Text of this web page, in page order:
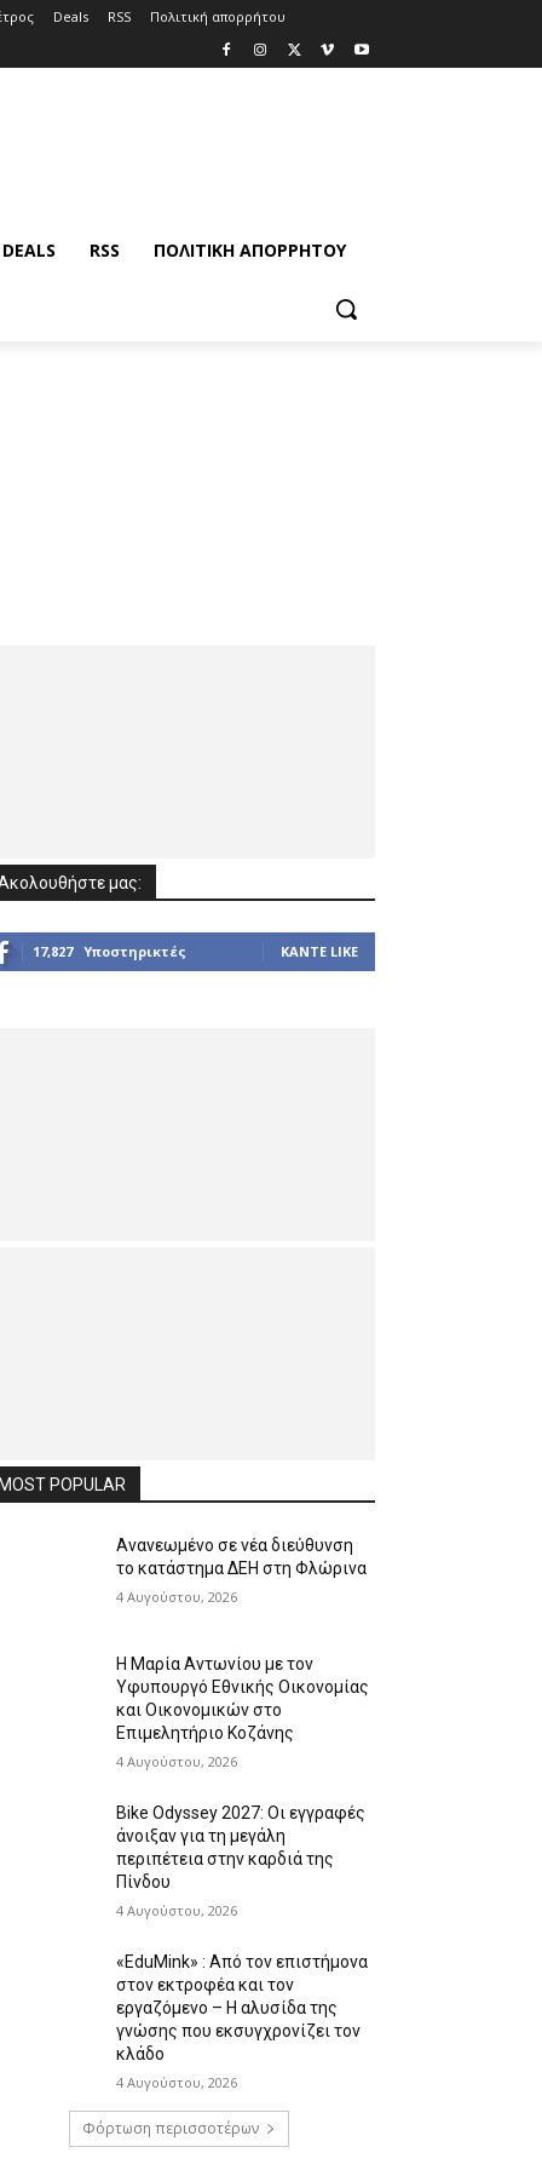
Deals RSS Πολιτική απορρήτου
DEALS RSS ΠΟΛΙΤΙΚΉ ΑΠΟΡΡΉΤΟΥ
μας:
17,827 Υποστηρικτές ΚΆΝΤΕ LIKE
POPULAR
Ανανεωμένο σε νέα διεύθυνση
το κατάστημα ΔΕΗ στη Φλώρινα
4 Αυγούστου, 2026
Η Μαρία Αντωνίου με τον
Υφυπουργό Εθνικής Οικονομίας
και Οικονομικών στο
Επιμελητήριο Κοζάνης
4 Αυγούστου, 2026
Bike Odyssey 2027: Οι εγγραφές
άνοιξαν για τη μεγάλη
περιπέτεια στην καρδιά της
Πίνδου
4 Αυγούστου, 2026
«EduMink» : Από τον επιστήμονα
στον εκτροφέα και τον
εργαζόμενο – Η αλυσίδα της
γνώσης που εκσυγχρονίζει τον
κλάδο
4 Αυγούστου, 2026
Φόρτωση περισσοτέρων